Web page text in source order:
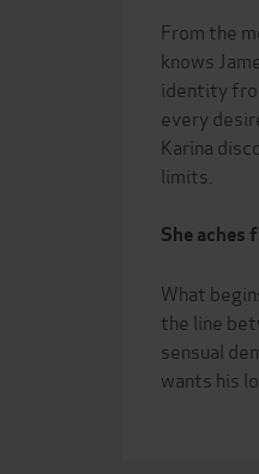
From the
knows
identity
every
Karina
limits.
She aches
What
the line
sensual
wants his